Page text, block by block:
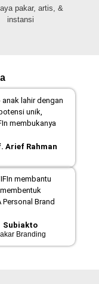
pakar, artis, &
instansi
lahir dengan
unik,
membukanya
Arief Rahman
membantu
membentuk
Personal Brand
Subiakto
Branding